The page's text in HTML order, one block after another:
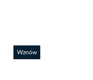
Wznów